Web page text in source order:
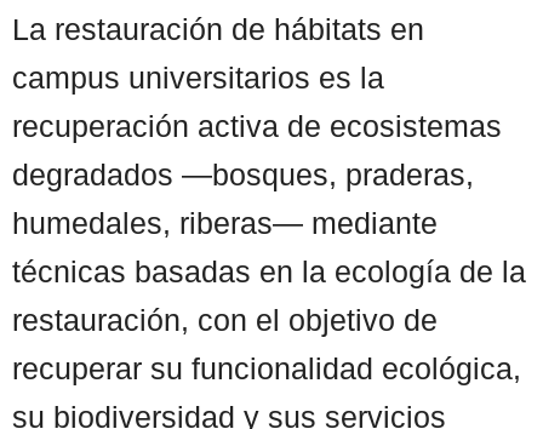
La restauración de hábitats en
campus universitarios es la
recuperación activa de ecosistemas
degradados —bosques, praderas,
humedales, riberas— mediante
técnicas basadas en la ecología de la
restauración, con el objetivo de
recuperar su funcionalidad ecológica,
su biodiversidad y sus servicios